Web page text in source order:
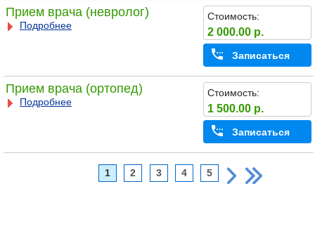
Прием врача (невролог)
Подробнее
Стоимость:
2 000.00 р.
Записаться
Прием врача (ортопед)
Подробнее
Стоимость:
1 500.00 р.
Записаться
1 2 3 4 5